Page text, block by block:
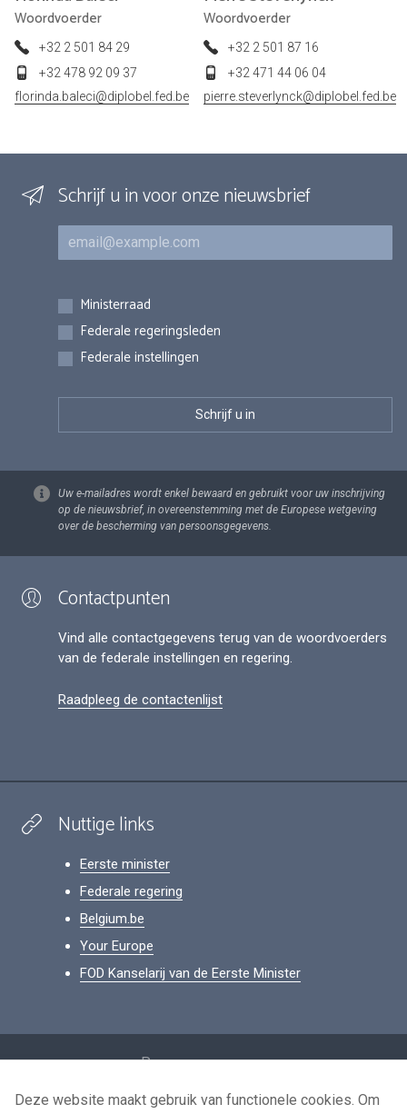
Woordvoerder
+32 2 501 84 29
+32 478 92 09 37
florinda.baleci@diplobel.fed.be
Woordvoerder
+32 2 501 87 16
+32 471 44 06 04
pierre.steverlynck@diplobel.fed.be
Schrijf u in voor onze nieuwsbrief
E-mail
Inschrijvingen
Ministerraad
Federale regeringsleden
Federale instellingen
Uw e-mailadres wordt enkel bewaard en gebruikt voor uw inschrijving
op de nieuwsbrief, in overeenstemming met de Europese wetgeving
over de bescherming van persoonsgegevens.
Contactpunten
Vind alle contactgegevens terug van de woordvoerders
van de federale instellingen en regering.
Raadpleeg de contactenlijst
Nuttige links
Eerste minister
Federale regering
Belgium.be
Your Europe
FOD Kanselarij van de Eerste Minister
Persoonsgegevens
Voorwaarden voor het hergebruik
Deze website maakt gebruik van functionele cookies. Om